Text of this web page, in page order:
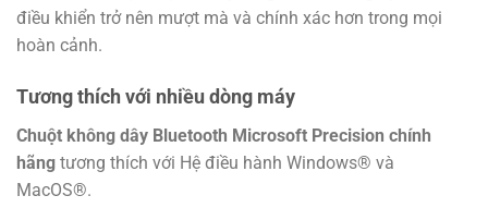
điều khiển trở nên mượt mà và chính xác hơn trong mọi
hoàn cảnh.
Tương thích với nhiều dòng máy
Chuột không dây Bluetooth Microsoft Precision chính
hãng tương thích với Hệ điều hành Windows® và
MacOS®.